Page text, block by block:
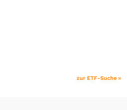
zur ETF-Suche »